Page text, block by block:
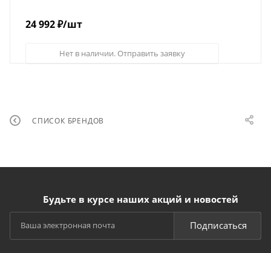
24 992₽/шт
Нет в наличии. Отправить заявку
СПИСОК БРЕНДОВ
Будьте в курсе наших акций и новостей
Подписаться